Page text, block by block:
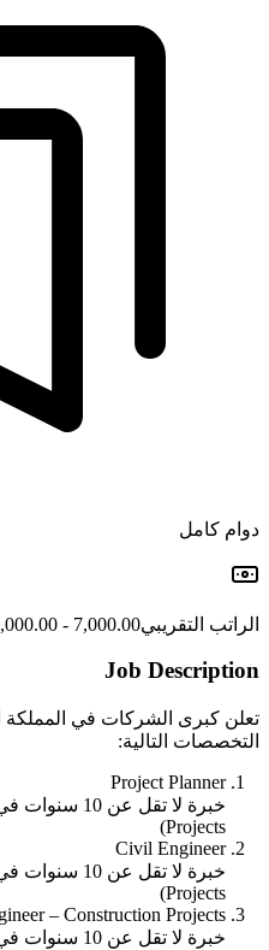
دوام كامل
الراتب التقريبي7,000.00 - 9,000.00 E£
Job Description
تعلن كبرى الشركات في المملكة
التخصصات التالية:
Project Planner
Projects)
Civil Engineer
Projects)
– Construction Projects
خبرة لا تقل عن 10 سنوات في مجال الإنشاءات